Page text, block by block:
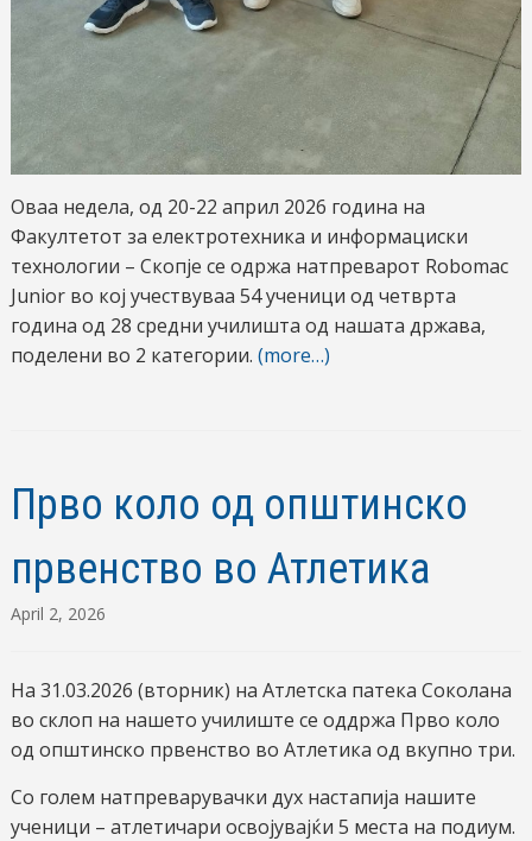
Оваа недела, од 20-22 април 2026 година на
Факултетот за електротехника и информациски
технологии – Скопје се одржа натпреварот Robomac
Junior во кој учествуваа 54 ученици од четврта
година од 28 средни училишта од нашата држава,
поделени во 2 категории. (more…)
Прво коло од општинско
првенство во Атлетика
April 2, 2026
На 31.03.2026 (вторник) на Атлетска патека Соколана
во склоп на нашето училиште се оддржа Прво коло
од општинско првенство во Атлетика од вкупно три.
Со голем натпреварувачки дух настапија нашите
ученици – атлетичари освојувајќи 5 места на подиум.